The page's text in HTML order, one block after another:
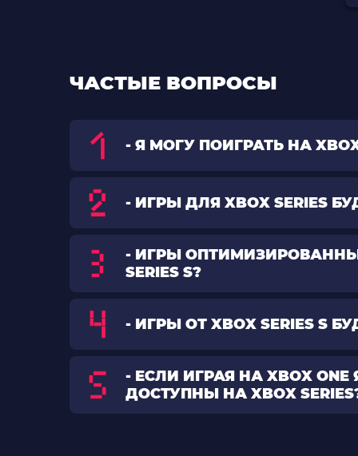
ЧАСТЫЕ ВОПРОСЫ
- Я МОГУ ПОИГРАТЬ НА XBOX
- ИГРЫ ДЛЯ XBOX SERIES
- ИГРЫ
SERIES S?
- ИГРЫ ОТ XBOX SERIES S
- ЕСЛИ ИГРАЯ НА XBOX
ДОСТУПНЫ НА XBOX